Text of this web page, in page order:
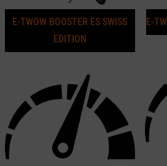
E-TWOW BOOSTER ES SWISS
EDITION
E-